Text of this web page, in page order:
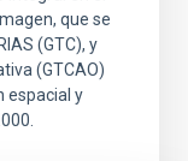
que se
(GTC), y
(GTCAO)
espacial y